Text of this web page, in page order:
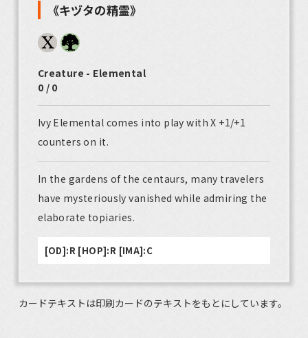
《キヅタの精霊》
Creature - Elemental
0 / 0
Ivy Elemental comes into play with X +1/+1
counters on it.
In the gardens of the centaurs, many travelers
have mysteriously vanished while admiring the
elaborate topiaries.
[OD]:R [HOP]:R [IMA]:C
カードテキストは印刷カードのテキストをもとにしています。